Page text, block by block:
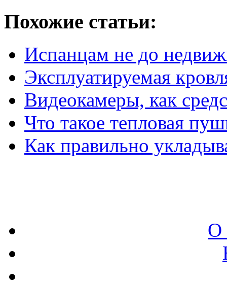
Похожие статьи:
Испанцам не до
Эксплуатируемая
Видеокамеры, как
Что такое тепловая
Как правильно
О